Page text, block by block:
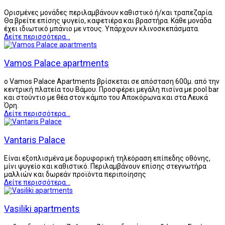
Oρισμένες μονάδες περιλαμβάνουν καθιστικό ή/και τραπεζαρία.
Θα βρείτε επίσης ψυγείο, καφετιέρα και βραστήρα. Κάθε μονάδα
έχει ιδιωτικό μπάνιο με ντους. Υπάρχουν κλινοσκεπάσματα.
Δείτε περισσότερα...
Vamos Palace apartments
ο Vamos Palace Apartments βρίσκεται σε απόσταση 600μ. από την
κεντρική πλατεία του Βάμου. Προσφέρει μεγάλη πισίνα με pool bar
και στούντιο με θέα στον κάμπο του Αποκόρωνα και στα Λευκά
Όρη.
Δείτε περισσότερα...
Vantaris Palace
Είναι εξοπλισμένα με δορυφορική τηλεόραση επίπεδης οθόνης,
μίνι ψυγείο και καθιστικό. Περιλαμβάνουν επίσης στεγνωτήρα
μαλλιών και δωρεάν προϊόντα περιποίησης
Δείτε περισσότερα...
Vasiliki apartments